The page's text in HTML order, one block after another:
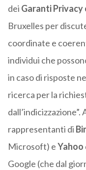
dei Garanti Privacy
Bruxelles per
coordinate e
individui che
in caso di risposte
ricerca per la
rappresentanti di
Microsoft) eYahoo
Google (che dal